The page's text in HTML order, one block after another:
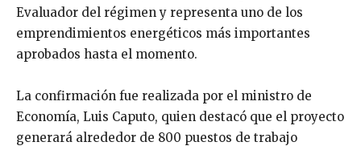
Evaluador del régimen y representa uno de los
emprendimientos energéticos más importantes
aprobados hasta el momento.
La confirmación fue realizada por el ministro de
Economía, Luis Caputo, quien destacó que el proyecto
generará alrededor de 800 puestos de trabajo